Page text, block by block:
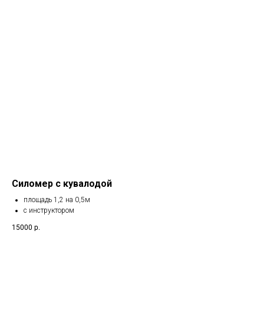
Силомер с кувалодой
площадь 1,2 на 0,5м
с инструктором
15000 р.